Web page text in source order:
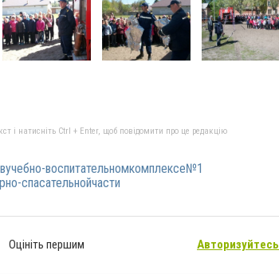
і натисніть Ctrl + Enter, щоб повідомити про це редакцію
воспитательномкомплексе№1
спасательнойчасти
Оцініть першим Авторизуйтесь